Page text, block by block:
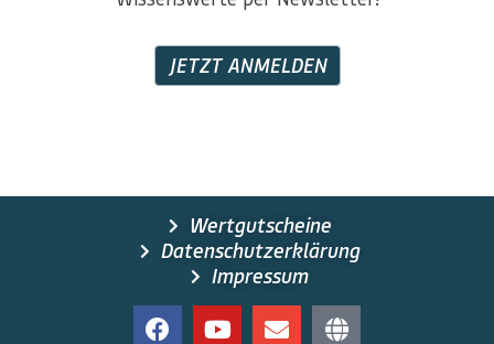
JETZT ANMELDEN
Wertgutscheine
Datenschutzerklärung
Impressum